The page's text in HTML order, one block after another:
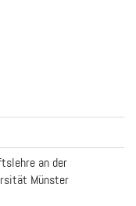
an der
Münster